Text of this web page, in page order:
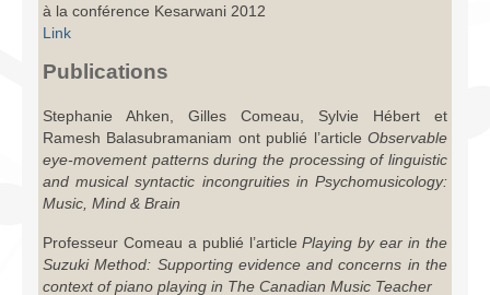
Publications
Ressources
Archives
Carte du site
Donner
à la conférence Kesarwani 2012
Link
Publications
Stephanie Ahken, Gilles Comeau, Sylvie Hébert et
Ramesh Balasubramaniam ont publié l’article Observable
eye-movement patterns during the processing of linguistic
and musical syntactic incongruities in Psychomusicology:
Music, Mind & Brain
Professeur Comeau a publié l’articlePlaying by ear in the
Suzuki Method: Supporting evidence and concerns in the
context of piano playing in The Canadian Music Teacher